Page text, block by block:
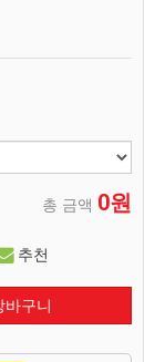
총 금액 0원
추천